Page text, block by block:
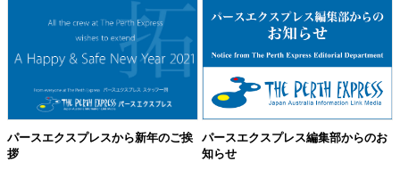
パースエクスプレスから新年のご挨
拶
パースエクスプレス編集部からのお
知らせ